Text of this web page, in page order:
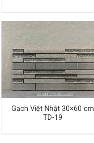
Gạch Việt Nhật 30×60 cm
TD-19